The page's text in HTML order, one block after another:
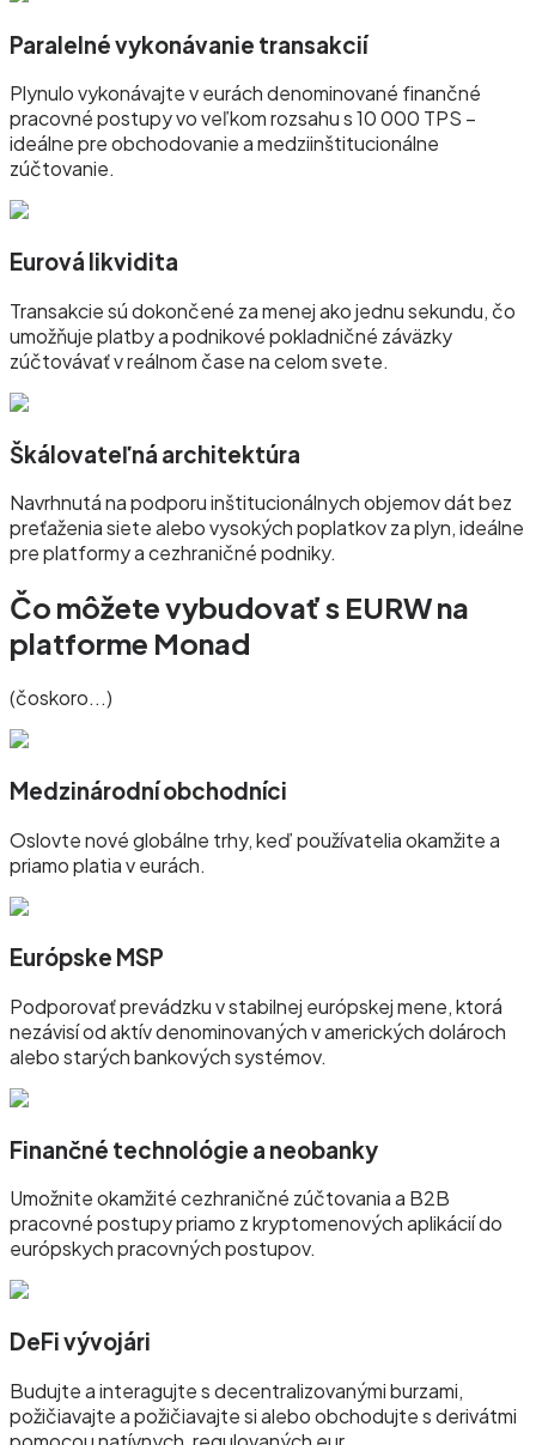
Paralelné vykonávanie transakcií
Plynulo vykonávajte v eurách denominované finančné
pracovné postupy vo veľkom rozsahu s 10 000 TPS –
ideálne pre obchodovanie a medziinštitucionálne
zúčtovanie.
Eurová likvidita
Transakcie sú dokončené za menej ako jednu sekundu, čo
umožňuje platby a podnikové pokladničné záväzky
zúčtovávať v reálnom čase na celom svete.
Škálovateľná architektúra
Navrhnutá na podporu inštitucionálnych objemov dát bez
preťaženia siete alebo vysokých poplatkov za plyn, ideálne
pre platformy a cezhraničné podniky.
Čo môžete vybudovať s EURW na
platforme Monad
(čoskoro...)
Medzinárodní obchodníci
Oslovte nové globálne trhy, keď používatelia okamžite a
priamo platia v eurách.
Európske MSP
Podporovať prevádzku v stabilnej európskej mene, ktorá
nezávisí od aktív denominovaných v amerických dolároch
alebo starých bankových systémov.
Finančné technológie a neobanky
Umožnite okamžité cezhraničné zúčtovania a B2B
pracovné postupy priamo z kryptomenových aplikácií do
európskych pracovných postupov.
DeFi vývojári
Budujte a interagujte s decentralizovanými burzami,
požičiavajte a požičiavajte si alebo obchodujte s derivátmi